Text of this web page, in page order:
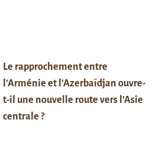
Le rapprochement entre
l’Arménie et l’Azerbaïdjan ouvre-
t-il une nouvelle route vers l’Asie
centrale ?